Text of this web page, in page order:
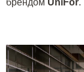
брендом UniFor.